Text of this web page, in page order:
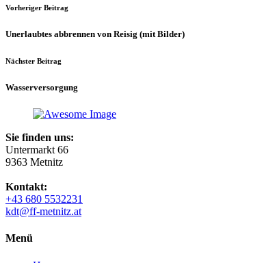
Vorheriger Beitrag
Unerlaubtes abbrennen von Reisig (mit Bilder)
Nächster Beitrag
Wasserversorgung
Sie finden uns:
Untermarkt 66
9363 Metnitz
Kontakt:
+43 680 5532231
kdt@ff-metnitz.at
Menü